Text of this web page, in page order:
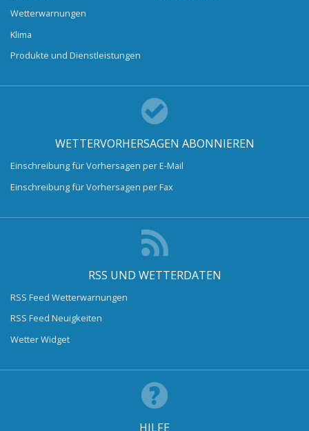
Wetterwarnungen
Klima
Produkte und Dienstleistungen
WETTERVORHERSAGEN ABONNIEREN
Einschreibung für Vorhersagen per E-Mail
Einschreibung für Vorhersagen per Fax
RSS UND WETTERDATEN
RSS Feed Wetterwarnungen
RSS Feed Neuigkeiten
Wetter Widget
HILFE